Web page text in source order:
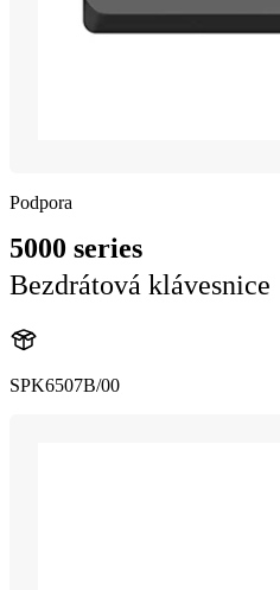
Podpora
5000 series
Bezdrátová klávesnice
SPK6507B/00